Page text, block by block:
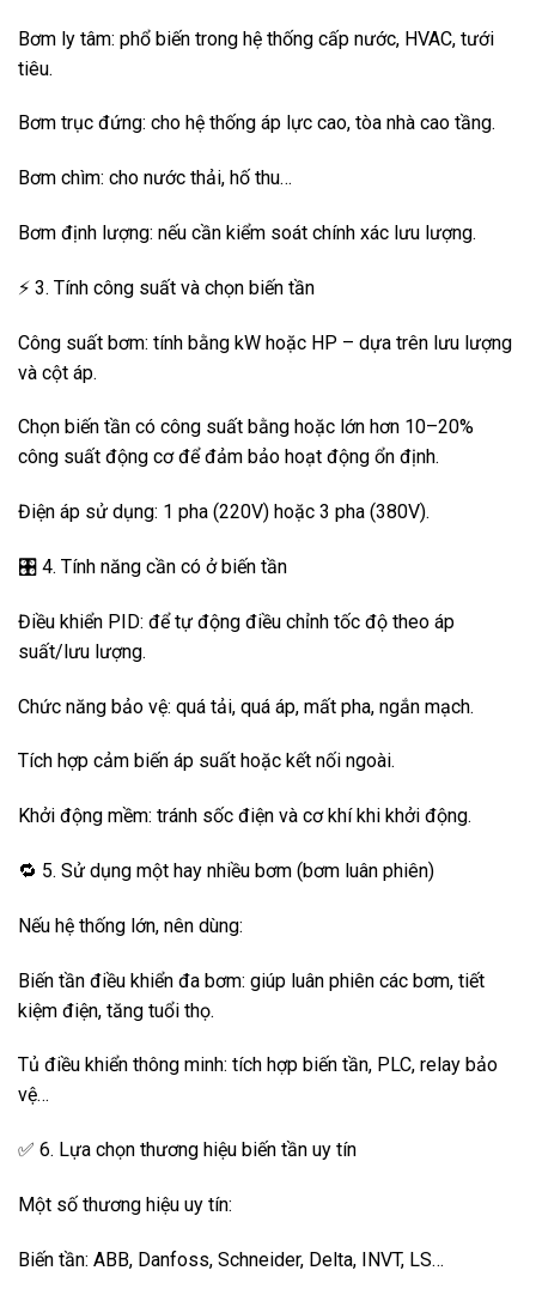
Bơm ly tâm: phổ biến trong hệ thống cấp nước, HVAC, tưới
tiêu.
Bơm trục đứng: cho hệ thống áp lực cao, tòa nhà cao tầng.
Bơm chìm: cho nước thải, hố thu…
Bơm định lượng: nếu cần kiểm soát chính xác lưu lượng.
⚡ 3. Tính công suất và chọn biến tần
Công suất bơm: tính bằng kW hoặc HP – dựa trên lưu lượng
và cột áp.
Chọn biến tần có công suất bằng hoặc lớn hơn 10–20%
công suất động cơ để đảm bảo hoạt động ổn định.
Điện áp sử dụng: 1 pha (220V) hoặc 3 pha (380V).
🎛️ 4. Tính năng cần có ở biến tần
Điều khiển PID: để tự động điều chỉnh tốc độ theo áp
suất/lưu lượng.
Chức năng bảo vệ: quá tải, quá áp, mất pha, ngắn mạch.
Tích hợp cảm biến áp suất hoặc kết nối ngoài.
Khởi động mềm: tránh sốc điện và cơ khí khi khởi động.
🔁 5. Sử dụng một hay nhiều bơm (bơm luân phiên)
Nếu hệ thống lớn, nên dùng:
Biến tần điều khiển đa bơm: giúp luân phiên các bơm, tiết
kiệm điện, tăng tuổi thọ.
Tủ điều khiển thông minh: tích hợp biến tần, PLC, relay bảo
vệ…
✅ 6. Lựa chọn thương hiệu biến tần uy tín
Một số thương hiệu uy tín:
Biến tần: ABB, Danfoss, Schneider, Delta, INVT, LS…